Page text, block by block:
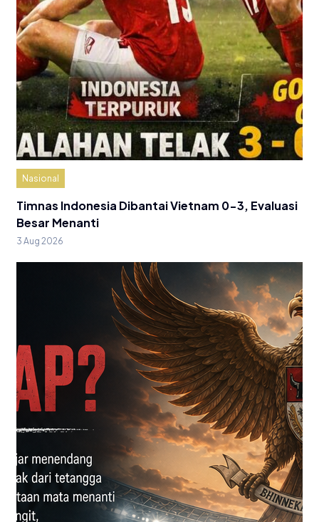
Nasional
Timnas Indonesia Dibantai Vietnam 0-3, Evaluasi
Besar Menanti
3 Aug 2026